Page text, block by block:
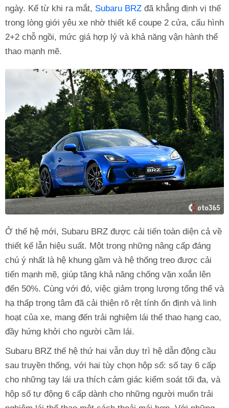
ngày. Kể từ khi ra mắt, Subaru BRZ đã khẳng định vị thế
trong lòng giới yêu xe nhờ thiết kế coupe 2 cửa, cấu hình
2+2 chỗ ngồi, mức giá hợp lý và khả năng vận hành thể
thao mạnh mẽ.
Ở thế hệ mới, Subaru BRZ được cải tiến toàn diện cả về
thiết kế lẫn hiệu suất. Một trong những nâng cấp đáng
chú ý nhất là hệ khung gầm và hệ thống treo được cải
tiến mạnh mẽ, giúp tăng khả năng chống vặn xoắn lên
đến 50%. Cùng với đó, việc giảm trọng lượng tổng thể và
hạ thấp trọng tâm đã cải thiện rõ rệt tính ổn định và linh
hoạt của xe, mang đến trải nghiệm lái thể thao hạng cao,
đầy hứng khởi cho người cầm lái.
Subaru BRZ thế hệ thứ hai vẫn duy trì hệ dẫn động cầu
sau truyền thống, với hai tùy chọn hộp số: số tay 6 cấp
cho những tay lái ưa thích cảm giác kiểm soát tối đa, và
hộp số tự động 6 cấp dành cho những người muốn trải